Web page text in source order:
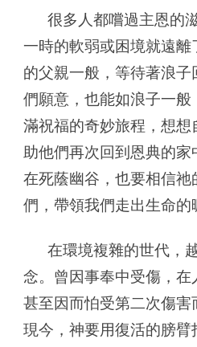
很多人都嚐過主恩的
一時的軟弱或困境就遠
的父親一般，等待著浪
們願意，也能如浪子一
滿祝福的奇妙旅程，想
助他們再次回到恩典的家
在死蔭幽谷，也要相信
們，帶領我們走出生命的
在環境複雜的世代，
念。曾因事奉中受傷，在
甚至因而怕受第二次傷害
現今，神要用復活的膀